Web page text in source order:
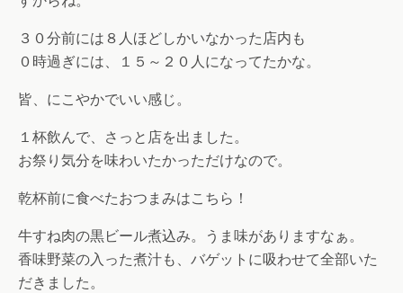
３０分前には８人ほどしかいなかった店内も
０時過ぎには、１５～２０人になってたかな。
皆、にこやかでいい感じ。
１杯飲んで、さっと店を出ました。
お祭り気分を味わいたかっただけなので。
乾杯前に食べたおつまみはこちら！
牛すね肉の黒ビール煮込み。うま味がありますなぁ。
香味野菜の入った煮汁も、バゲットに吸わせて全部いた
だきました。